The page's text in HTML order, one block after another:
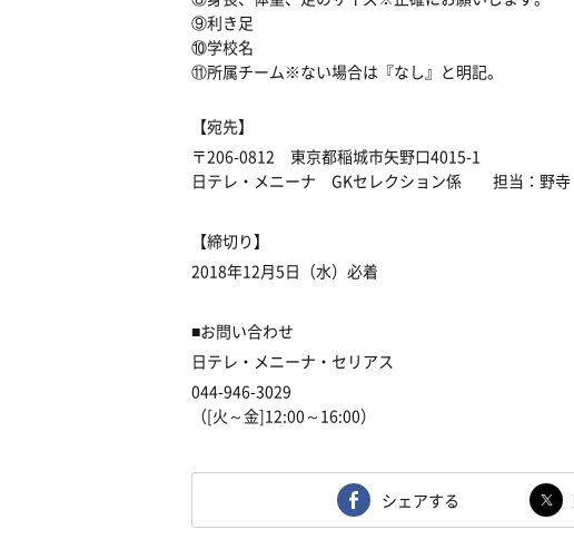
⑨利き足
⑩学校名
⑪所属チーム※ない場合は『なし』と明記。
【宛先】
〒206-0812 東京都稲城市矢野口4015-1
日テレ・メニーナ GKセレクション係 担当：野寺
【締切り】
2018年12月5日（水）必着
■お問い合わせ
日テレ・メニーナ・セリアス
044-946-3029
（[火～金]12:00～16:00）
シェアする